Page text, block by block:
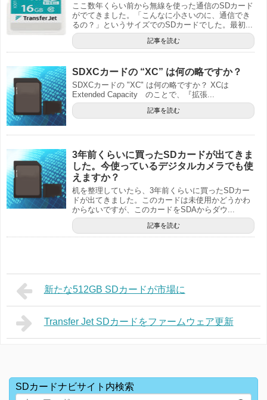
ここ数年くらい前から無線を使った通信のSDカード
がでてきました。「こんなに小さいのに、通信でき
るの？」というサイズでのSDカードでした。最初...
記事を読む
SDXCカードの “XC” は何の略ですか？
SDXCカードの "XC" は何の略ですか？ XCは
Extended Capacity のことで、『拡張...
記事を読む
3年前くらいに買ったSDカードが出てきま
した。今使っているデジタルカメラでも使
えますか？
机を整理していたら、3年前くらいに買ったSDカー
ドが出てきました。このカードは未使用かどうかわ
からないですが、このカードをSDAからダウ...
記事を読む
新たな512GB SDカードが市場に
Transfer Jet SDカードをファームウェア更新
SDカードナビサイト内検索